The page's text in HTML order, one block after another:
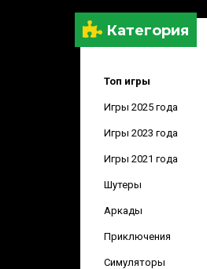
Категория
Топ игры
Игры 2025 года
Игры 2023 года
Игры 2021 года
Шутеры
Аркады
Приключения
Симуляторы